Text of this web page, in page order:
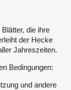
die ihre
der Hecke
Jahreszeiten.
Bedingungen:
und andere